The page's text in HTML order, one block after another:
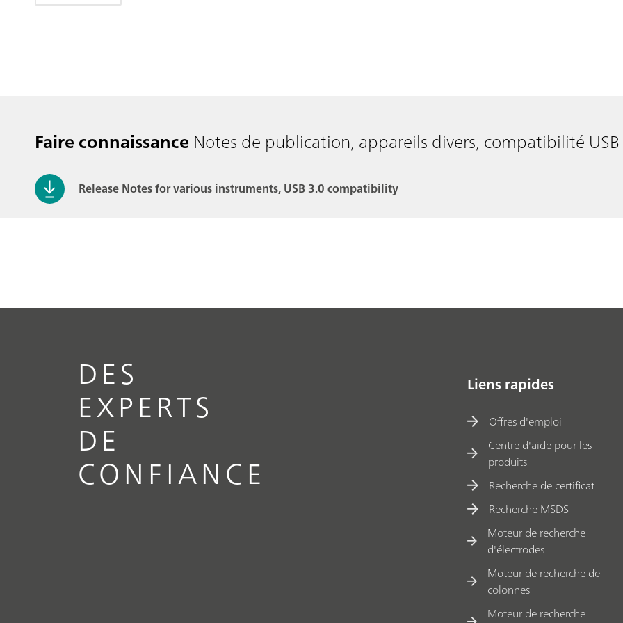
Faire connaissance Notes de publication, appareils divers, compatibilité
Release Notes for various instruments, USB 3.0 compatibility
DES
EXPERTS
DE
CONFIANCE
Liens rapides
Offres d'emploi
Centre d'aide pour les
produits
Recherche de certificat
Recherche MSDS
Moteur de recherche
d'électrodes
Moteur de recherche de
colonnes
Moteur de recherche